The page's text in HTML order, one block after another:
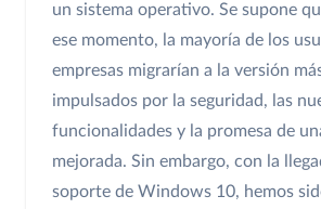
un sistema operativo. Se supone
ese momento, la mayoría de los
empresas migrarían a la versión
impulsados por la seguridad, las
funcionalidades y la promesa de
mejorada. Sin embargo, con la
soporte de Windows 10, hemos